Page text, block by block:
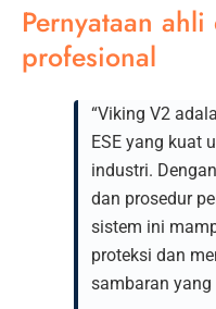
Pernyataan
profesional
“Viking V2
ESE yang kuat
industri.
dan prosedur
sistem ini
proteksi dan
sambaran yang